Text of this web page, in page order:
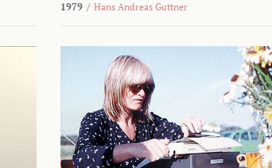
1979 / Hans Andreas Guttner